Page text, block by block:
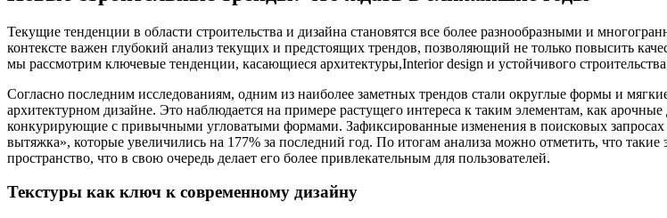
Текущие тенденции в области строительства и дизайна становятся все более разнообразными и
контексте важен глубокий анализ текущих и предстоящих трендов, позволяющий не только повысить
мы рассмотрим ключевые тенденции, касающиеся архитектуры,Interior design и устойчивого
Согласно последним исследованиям, одним из наиболее заметных трендов стали округлые формы и
архитектурном дизайне. Это наблюдается на примере растущего интереса к таким элементам, как
конкурирующие с привычными угловатыми формами. Зафиксированные изменения в поисковых запросах
вытяжка», которые увеличились на 177% за последний год. По итогам анализа можно отметить, что
пространство, что в свою очередь делает его более привлекательным для пользователей.
Текстуры как ключ к современному дизайну